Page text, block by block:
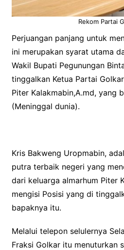
Rekom Partai
Perjuangan panjang untuk
ini merupakan syarat utama
Wakil Bupati Pegunungan
tinggalkan Ketua Partai
Piter Kalakmabin,A.md, yang
(Meninggal dunia).
Kris Bakweng Uropmabin,
putra terbaik negeri yang
dari keluarga almarhum Piter
mengisi Posisi yang di
bapaknya itu.
Melalui telepon selulernya
Fraksi Golkar itu menuturkan